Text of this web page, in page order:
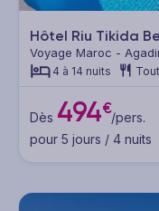
Hôtel Riu Tikida
Voyage Maroc -
4 à 14 nuits
Dès 494€/pers.
pour 5 jours / 4 nuits